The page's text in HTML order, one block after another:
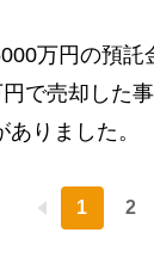
万円の預託
で売却した
りました。
1 2